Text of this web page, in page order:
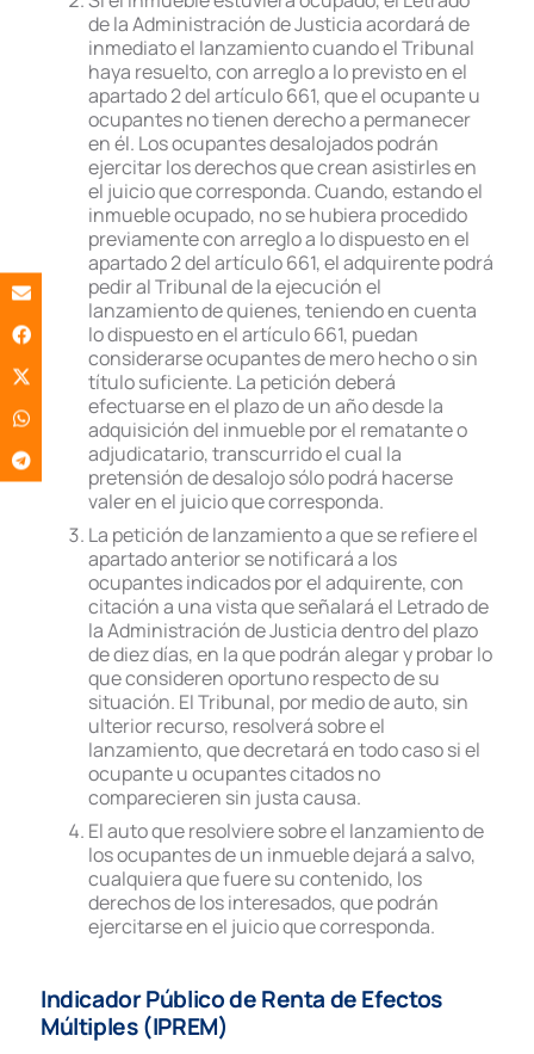
de la Administración de Justicia acordará de
inmediato el lanzamiento cuando el Tribunal
haya resuelto, con arreglo a lo previsto en el
apartado 2 del artículo 661, que el ocupante u
ocupantes no tienen derecho a permanecer
en él. Los ocupantes desalojados podrán
ejercitar los derechos que crean asistirles en
el juicio que corresponda. Cuando, estando el
inmueble ocupado, no se hubiera procedido
previamente con arreglo a lo dispuesto en el
apartado 2 del artículo 661, el adquirente podrá
pedir al Tribunal de la ejecución el
lanzamiento de quienes, teniendo en cuenta
lo dispuesto en el artículo 661, puedan
considerarse ocupantes de mero hecho o sin
título suficiente. La petición deberá
efectuarse en el plazo de un año desde la
adquisición del inmueble por el rematante o
adjudicatario, transcurrido el cual la
pretensión de desalojo sólo podrá hacerse
valer en el juicio que corresponda.
La petición de lanzamiento a que se refiere el
apartado anterior se notificará a los
ocupantes indicados por el adquirente, con
citación a una vista que señalará el Letrado de
la Administración de Justicia dentro del plazo
de diez días, en la que podrán alegar y probar lo
que consideren oportuno respecto de su
situación. El Tribunal, por medio de auto, sin
ulterior recurso, resolverá sobre el
lanzamiento, que decretará en todo caso si el
ocupante u ocupantes citados no
comparecieren sin justa causa.
El auto que resolviere sobre el lanzamiento de
los ocupantes de un inmueble dejará a salvo,
cualquiera que fuere su contenido, los
derechos de los interesados, que podrán
ejercitarse en el juicio que corresponda.
Indicador Público de Renta de Efectos
Múltiples (IPREM)